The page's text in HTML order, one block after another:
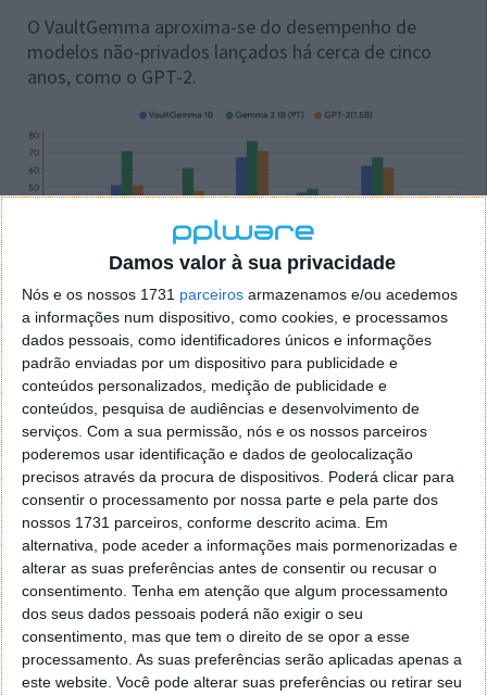
Damos valor à sua privacidade
Nós e os nossos 1731 parceiros armazenamos e/ou acedemos
a informações num dispositivo, como cookies, e processamos
dados pessoais, como identificadores únicos e informações
padrão enviadas por um dispositivo para publicidade e
conteúdos personalizados, medição de publicidade e
conteúdos, pesquisa de audiências e desenvolvimento de
serviços. Com a sua permissão, nós e os nossos parceiros
poderemos usar identificação e dados de geolocalização
precisos através da procura de dispositivos. Poderá clicar para
consentir o processamento por nossa parte e pela parte dos
nossos 1731 parceiros, conforme descrito acima. Em
alternativa, pode aceder a informações mais pormenorizadas e
alterar as suas preferências antes de consentir ou recusar o
consentimento. Tenha em atenção que algum processamento
dos seus dados pessoais poderá não exigir o seu
consentimento, mas que tem o direito de se opor a esse
processamento. As suas preferências serão aplicadas apenas a
este website. Você pode alterar suas preferências ou retirar seu
O VaultGemma aproxima-se do desempenho de
modelos não-privados lançados há cerca de cinco
anos, como o GPT-2.
Este lançamento representa um marco no
desenvolvimento de IA responsável e segura,
mostrando que é possível treinar modelos poderosos
com proteção de dados incorporada desde a base.
A Google espera que a comunidade aproveite o
VaultGemma para acelerar a próxima geração de
aplicações de IA com privacidade como princípio
fundamental.
Acompanhe o Pplware no Google Notícias